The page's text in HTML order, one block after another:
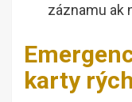
záznamu ak
karty